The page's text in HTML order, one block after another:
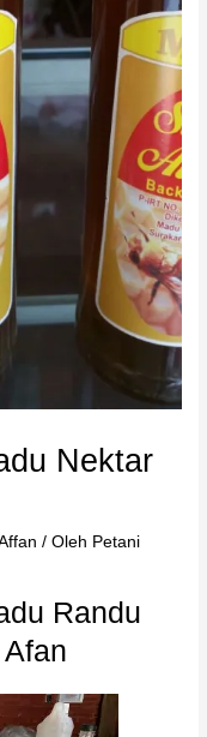
Nektar
/ Oleh Petani
Randu